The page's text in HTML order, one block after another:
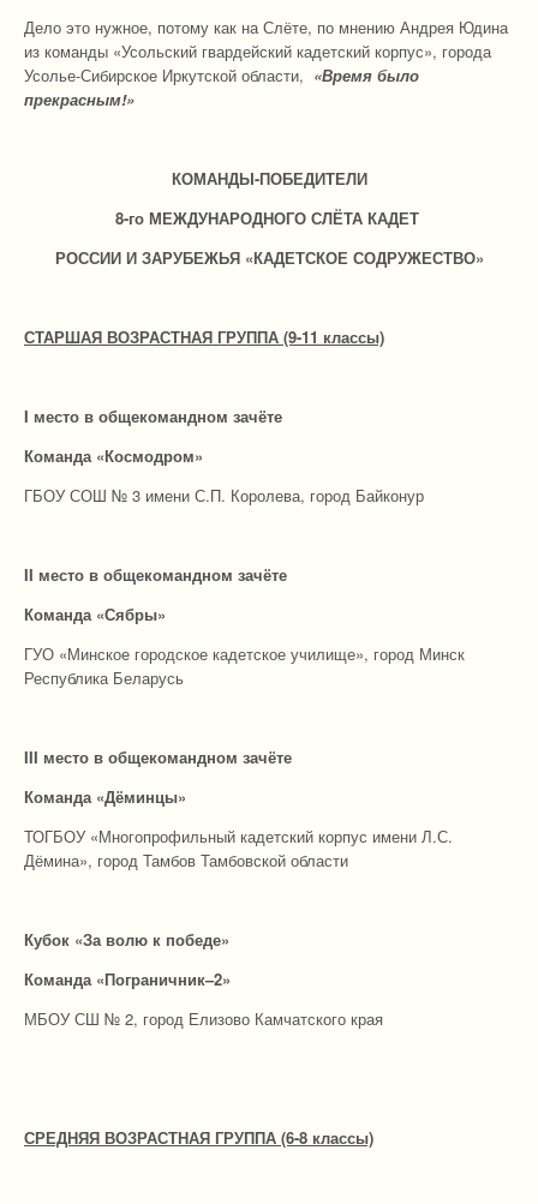
Дело это нужное, потому как на Слёте, по мнению Андрея Юдина
из команды «Усольский гвардейский кадетский корпус», города
Усолье-Сибирское Иркутской области, «Время было
прекрасным!»
КОМАНДЫ-ПОБЕДИТЕЛИ
8-го МЕЖДУНАРОДНОГО СЛЁТА КАДЕТ
РОССИИ И ЗАРУБЕЖЬЯ «КАДЕТСКОЕ СОДРУЖЕСТВО»
СТАРШАЯ ВОЗРАСТНАЯ ГРУППА (9-11 классы)
I место в общекомандном зачёте
Команда «Космодром»
ГБОУ СОШ № 3 имени С.П. Королева, город Байконур
II место в общекомандном зачёте
Команда «Сябры»
ГУО «Минское городское кадетское училище», город Минск
Республика Беларусь
III место в общекомандном зачёте
Команда «Дёминцы»
ТОГБОУ «Многопрофильный кадетский корпус имени Л.С.
Дёмина», город Тамбов Тамбовской области
Кубок «За волю к победе»
Команда «Пограничник–2»
МБОУ СШ № 2, город Елизово Камчатского края
СРЕДНЯЯ ВОЗРАСТНАЯ ГРУППА (6-8 классы)